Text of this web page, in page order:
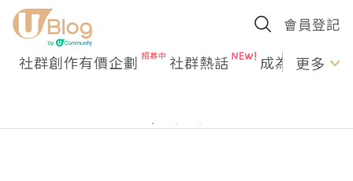
會員登記
社群創作有價企劃 社群熱話 成為U更多